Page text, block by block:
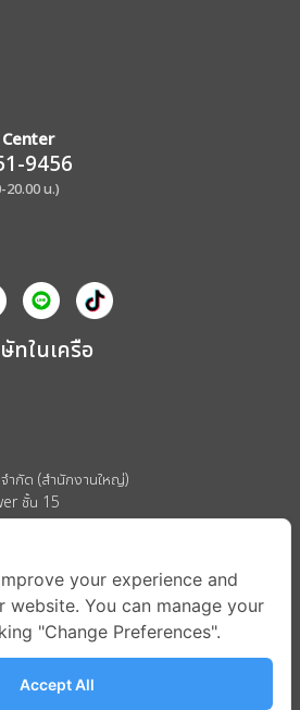
9456
20.00 น.)
ทในเครือ
ำกัด (สำนักงานใหญ่)
ชั้น 15
เขตปทุมวัน กรุงเทพมหานคร 10330
your experience and
website. You can manage your
"Change Preferences".
Accept All